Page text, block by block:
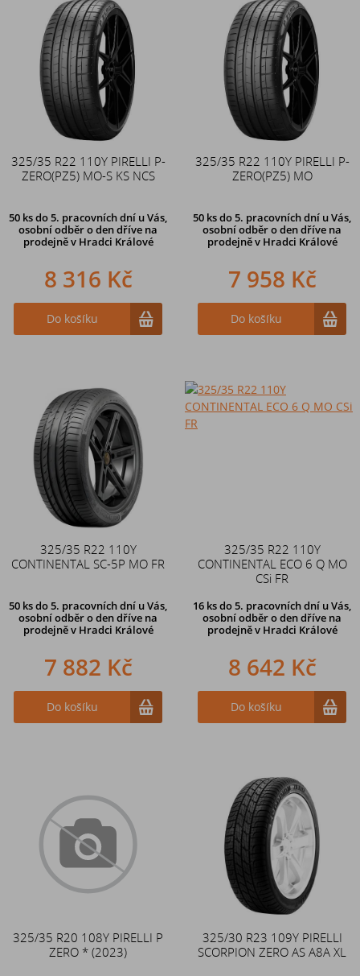
325/35 R22 110Y PIRELLI P-
ZERO(PZ5) MO-S KS NCS
50 ksdo 5. pracovních dní u Vás,
osobní odběr o den dříve na
prodejněv Hradci Králové
8 316 Kč
Do košíku
325/35 R22 110Y PIRELLI P-
ZERO(PZ5) MO
50 ksdo 5. pracovních dní u Vás,
osobní odběr o den dříve na
prodejněv Hradci Králové
7 958 Kč
Do košíku
325/35 R22 110Y
CONTINENTAL SC-5P MO FR
50 ksdo 5. pracovních dní u Vás,
osobní odběr o den dříve na
prodejněv Hradci Králové
7 882 Kč
Do košíku
325/35 R22 110Y
CONTINENTAL ECO 6 Q MO
CSi FR
16 ksdo 5. pracovních dní u Vás,
osobní odběr o den dříve na
prodejněv Hradci Králové
8 642 Kč
Do košíku
325/35 R20 108Y PIRELLI P
ZERO * (2023)
325/30 R23 109Y PIRELLI
SCORPION ZERO AS A8A XL